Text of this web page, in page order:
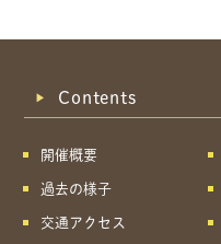
Contents
開催概要
過去の様子
交通アクセス